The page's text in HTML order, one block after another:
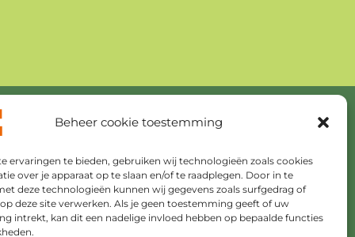
Beheer cookie toestemming
ervaringen te bieden, gebruiken wij technologieën zoals cookies
over je apparaat op te slaan en/of te raadplegen. Door in te
deze technologieën kunnen wij gegevens zoals surfgedrag of
deze site verwerken. Als je geen toestemming geeft of uw
intrekt, kan dit een nadelige invloed hebben op bepaalde functies
Veelgestelde vragen
Brievenarchief
Privacyverklaring